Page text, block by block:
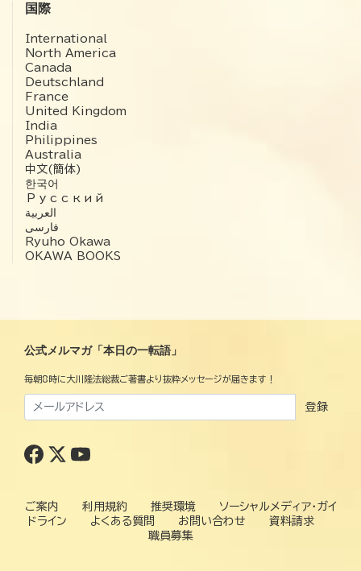
国際
International
North America
Canada
Deutschland
France
United Kingdom
India
Philippines
Australia
中文(簡体)
한국어
Русский
العربية‏
فارسی
Ryuho Okawa
OKAWA BOOKS
公式メルマガ「本日の一転語」
毎朝8時に大川隆法総裁ご著書より抜粋メッセージが届きます！
登録
ご案内 利用規約 推奨環境
ソーシャルメディア・ガイ
ドライン
よくある質問 お問い合わせ
資料請求
職員募集